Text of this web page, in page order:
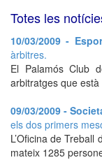
Totes les
10/03/2009 -
àrbitres.
El Palamós Club
arbitratges que
09/03/2009 -
els dos primers
L’Oficina de
mateix 1285